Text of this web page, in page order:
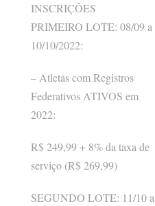
INSCRIÇÕES
PRIMEIRO LOTE: 08/09 a
10/10/2022:
– Atletas com Registros
Federativos ATIVOS em
2022:
R$ 249,99 + 8% da taxa de
serviço (R$ 269,99)
SEGUNDO LOTE: 11/10 a